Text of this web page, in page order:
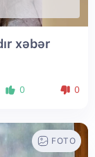
xəbər
0 0
FOTO